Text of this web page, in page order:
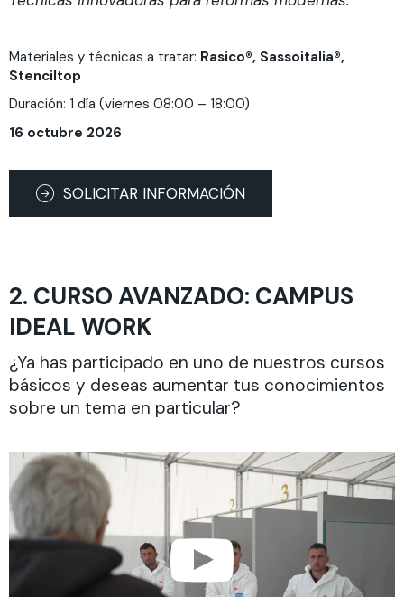
Materiales y técnicas a tratar: Rasico®, Sassoitalia®,
Stenciltop
Duración: 1 día (viernes 08:00 – 18:00)
16 octubre 2026
SOLICITAR INFORMACIÓN
2. CURSO AVANZADO: CAMPUS
IDEAL WORK
¿Ya has participado en uno de nuestros cursos
básicos y deseas aumentar tus conocimientos
sobre un tema en particular?